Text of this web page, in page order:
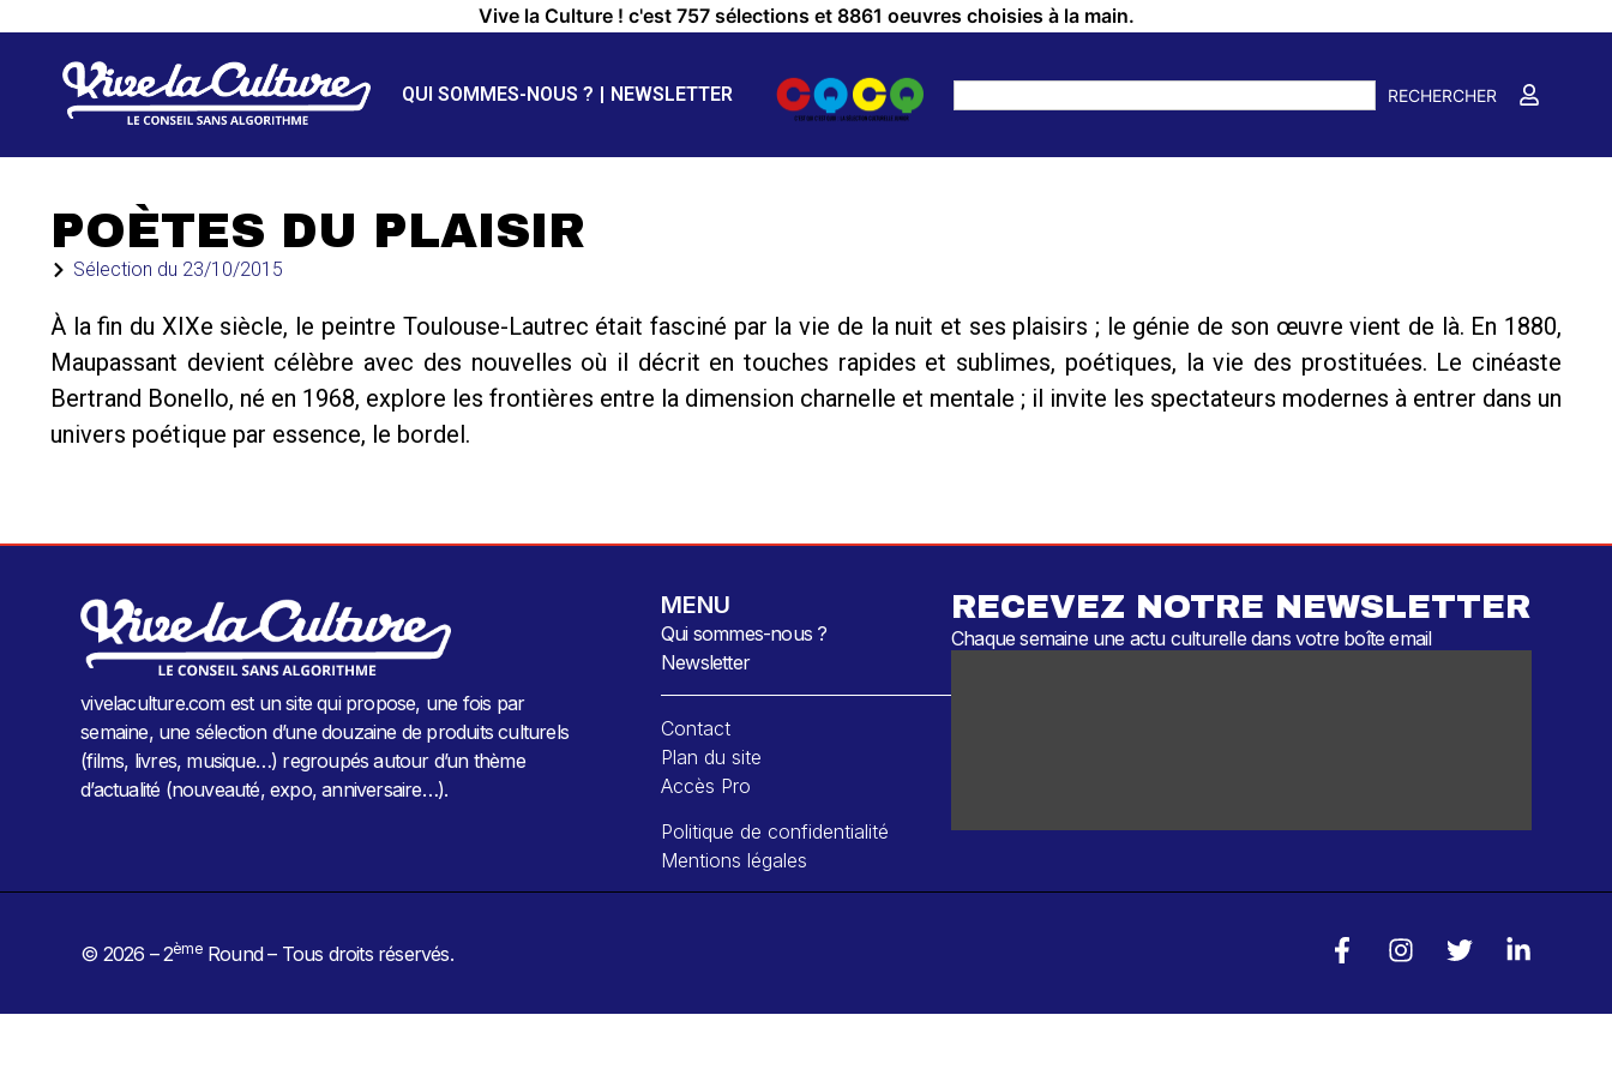
Vive la Culture ! c'est 757 sélections et 8861 oeuvres choisies à la main.
QUI SOMMES-NOUS ? NEWSLETTER RECHERCHER
POÈTES DU PLAISIR
Sélection du 23/10/2015
À la fin du XIXe siècle, le peintre Toulouse-Lautrec était fasciné par la vie de la nuit et ses plaisirs ; le génie de son œuvre vient de là. En 1880,
Maupassant devient célèbre avec des nouvelles où il décrit en touches rapides et sublimes, poétiques, la vie des prostituées. Le cinéaste
Bertrand Bonello, né en 1968, explore les frontières entre la dimension charnelle et mentale ; il invite les spectateurs modernes à entrer dans un
univers poétique par essence, le bordel.
vivelaculture.com est un site qui propose, une fois par
semaine, une sélection d’une douzaine de produits culturels
(films, livres, musique…) regroupés autour d’un thème
d’actualité (nouveauté, expo, anniversaire…).
MENU
Qui sommes-nous ?
Newsletter
Contact
Plan du site
Accès Pro
Politique de confidentialité
Mentions légales
RECEVEZ NOTRE NEWSLETTER
Chaque semaine une actu culturelle dans votre boîte email
© 2026 – 2èmeRound – Tous droits réservés.